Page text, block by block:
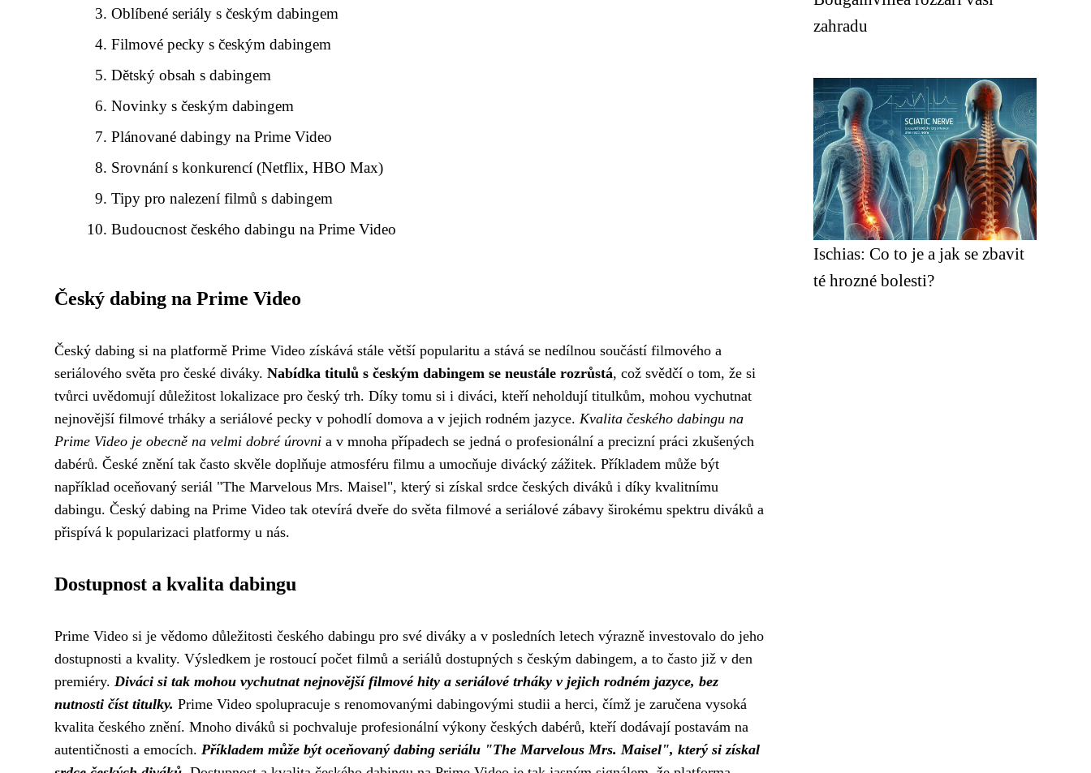
Oblíbené seriály s českým dabingem
Filmové pecky s českým dabingem
Dětský obsah s dabingem
Novinky s českým dabingem
Plánované dabingy na Prime Video
Srovnání s konkurencí (Netflix, HBO Max)
Tipy pro nalezení filmů s dabingem
Budoucnost českého dabingu na Prime Video
Český dabing na Prime Video
Český dabing si na platformě Prime Video získává stále větší popularitu a stává se nedílnou součástí filmového a
seriálového světa pro české diváky. Nabídka titulů s českým dabingem se neustále rozrůstá, což svědčí o tom, že si
tvůrci uvědomují důležitost lokalizace pro český trh. Díky tomu si i diváci, kteří neholdují titulkům, mohou vychutnat
nejnovější filmové trháky a seriálové pecky v pohodlí domova a v jejich rodném jazyce. Kvalita českého dabingu na
Prime Video je obecně na velmi dobré úrovni a v mnoha případech se jedná o profesionální a precizní práci zkušených
dabérů. České znění tak často skvěle doplňuje atmosféru filmu a umocňuje divácký zážitek. Příkladem může být
například oceňovaný seriál "The Marvelous Mrs. Maisel", který si získal srdce českých diváků i díky kvalitnímu
dabingu. Český dabing na Prime Video tak otevírá dveře do světa filmové a seriálové zábavy širokému spektru diváků a
přispívá k popularizaci platformy u nás.
Dostupnost a kvalita dabingu
Prime Video si je vědomo důležitosti českého dabingu pro své diváky a v posledních letech výrazně investovalo do jeho
dostupnosti a kvality. Výsledkem je rostoucí počet filmů a seriálů dostupných s českým dabingem, a to často již v den
premiéry. Diváci si tak mohou vychutnat nejnovější filmové hity a seriálové trháky v jejich rodném jazyce, bez
nutnosti číst titulky. Prime Video spolupracuje s renomovanými dabingovými studii a herci, čímž je zaručena vysoká
kvalita českého znění. Mnoho diváků si pochvaluje profesionální výkony českých dabérů, kteří dodávají postavám na
autentičnosti a emocích. Příkladem může být oceňovaný dabing seriálu "The Marvelous Mrs. Maisel", který si získal
zahradu
Ischias: Co to je a jak se zbavit
té hrozné bolesti?